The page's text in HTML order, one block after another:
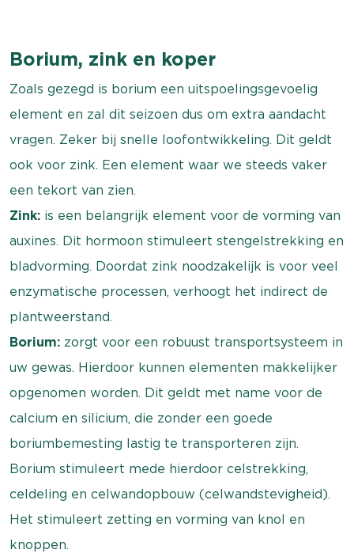
Borium, zink en koper
Zoals gezegd is borium een uitspoelingsgevoelig
element en zal dit seizoen dus om extra aandacht
vragen. Zeker bij snelle loofontwikkeling. Dit geldt
ook voor zink. Een element waar we steeds vaker
een tekort van zien.
Zink: is een belangrijk element voor de vorming van
auxines. Dit hormoon stimuleert stengelstrekking en
bladvorming. Doordat zink noodzakelijk is voor veel
enzymatische processen, verhoogt het indirect de
plantweerstand.
Borium: zorgt voor een robuust transportsysteem in
uw gewas. Hierdoor kunnen elementen makkelijker
opgenomen worden. Dit geldt met name voor de
calcium en silicium, die zonder een goede
boriumbemesting lastig te transporteren zijn.
Borium stimuleert mede hierdoor celstrekking,
celdeling en celwandopbouw (celwandstevigheid).
Het stimuleert zetting en vorming van knol en
knoppen.